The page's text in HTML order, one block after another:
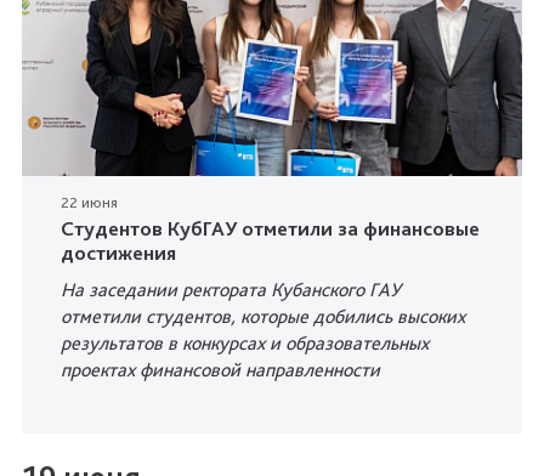
22 июня
Студентов КубГАУ отметили за финансовые
достижения
На заседании ректората Кубанского ГАУ
отметили студентов, которые добились высоких
результатов в конкурсах и образовательных
проектах финансовой направленности